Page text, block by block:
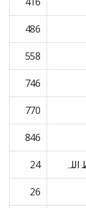
486
558
746
770
846
24
26